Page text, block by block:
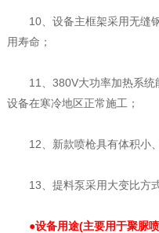
10、设备主框架采用无缝钢
用寿命；
11、380V大功率加热系统
设备在寒冷地区正常施工；
12、新款喷枪具有体积小、
13、提料泵采用大变比方式
●设备用途(主要用于聚脲喷